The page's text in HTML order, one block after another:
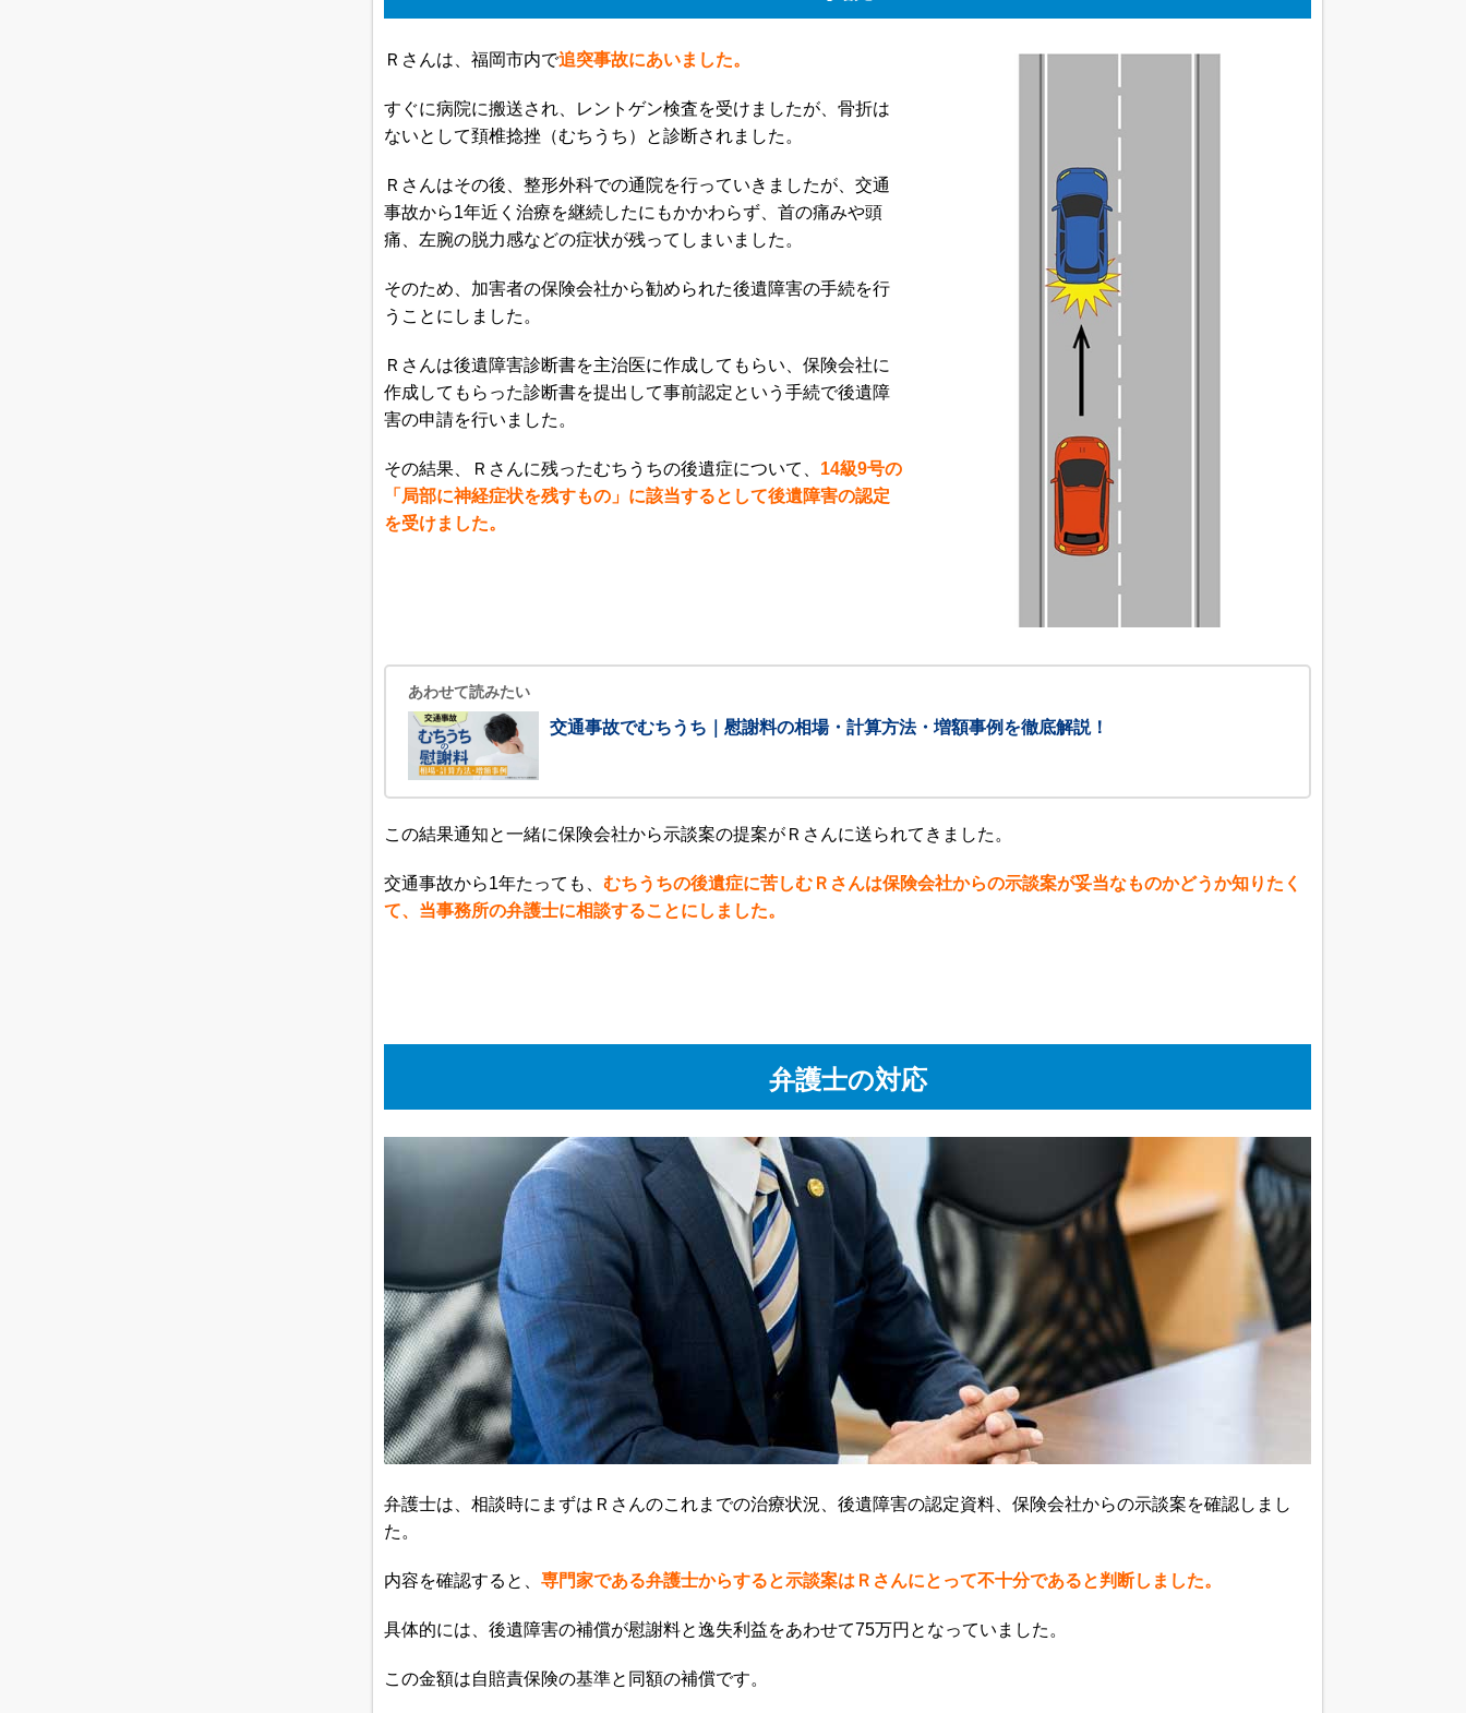
Ｒさんは、福岡市内で追突事故にあいました。
すぐに病院に搬送され、レントゲン検査を受けましたが、骨折は
ないとして頚椎捻挫（むちうち）と診断されました。
Ｒさんはその後、整形外科での通院を行っていきましたが、交通
事故から1年近く治療を継続したにもかかわらず、首の痛みや頭
痛、左腕の脱力感などの症状が残ってしまいました。
そのため、加害者の保険会社から勧められた後遺障害の手続を行
うことにしました。
Ｒさんは後遺障害診断書を主治医に作成してもらい、保険会社に
作成してもらった診断書を提出して事前認定という手続で後遺障
害の申請を行いました。
その結果、Ｒさんに残ったむちうちの後遺症について、 14級9号の
「局部に神経症状を残すもの」に該当するとして後遺障害の認定
を受けました。
あわせて読みたい
交通事故でむちうち｜慰謝料の相場・計算方法・増額事例を徹底解説！
この結果通知と一緒に保険会社から示談案の提案がＲさんに送られてきました。
交通事故から1年たっても、 むちうちの後遺症に苦しむＲさんは保険会社からの示談案が妥当なものかどうか知りたく
て、当事務所の弁護士に相談することにしました。
弁護士の対応
弁護士は、相談時にまずはＲさんのこれまでの治療状況、後遺障害の認定資料、保険会社からの示談案を確認しまし
た。
内容を確認すると、 専門家である弁護士からすると示談案はＲさんにとって不十分であると判断しました。
具体的には、後遺障害の補償が慰謝料と逸失利益をあわせて75万円となっていました。
この金額は自賠責保険の基準と同額の補償です。